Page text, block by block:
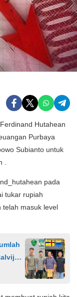
Hutahean
Purbaya
Subianto untuk
pada
tukar rupiah
telah masuk level